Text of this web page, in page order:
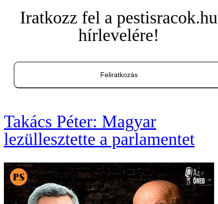
Iratkozz fel a pestisracok.hu
hírlevelére!
Feliratkozás
Takács Péter: Magyar
lezüllesztette a parlamentet